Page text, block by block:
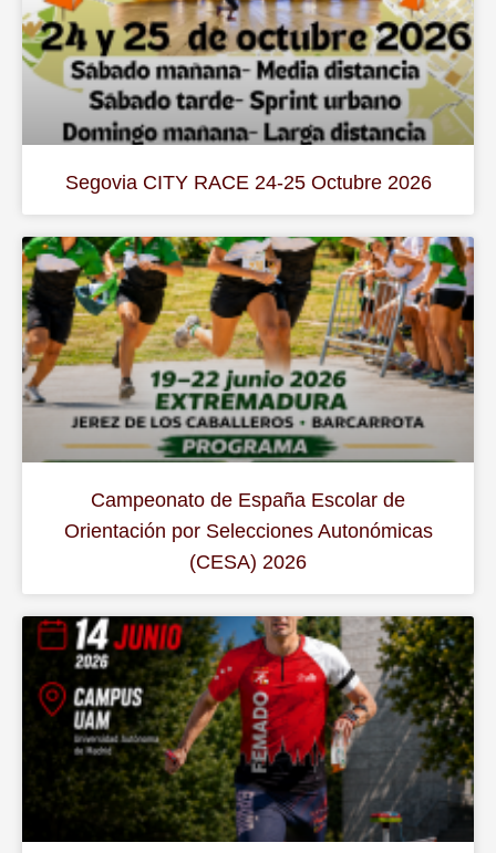
Segovia CITY RACE 24-25 Octubre 2026
Campeonato de España Escolar de
Orientación por Selecciones Autonómicas
(CESA) 2026